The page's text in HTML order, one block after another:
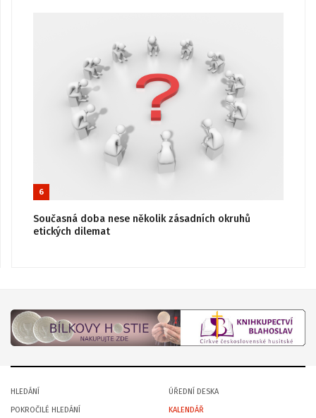
6
Současná doba nese několik zásadních okruhů
etických dilemat
HLEDÁNÍ
POKROČILÉ HLEDÁNÍ
ÚŘEDNÍ DESKA
KALENDÁŘ